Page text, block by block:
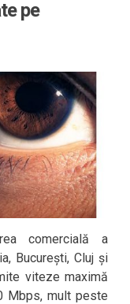
pe
comercială a
București, Cluj și
viteze maximă
Mbps, mult peste